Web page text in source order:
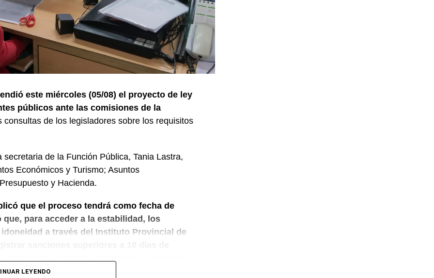
este miércoles (05/08) el proyecto de ley
públicos ante las comisiones de la
de los legisladores sobre los requisitos
de la Función Pública, Tania Lastra,
Económicos y Turismo; Asuntos
y Hacienda.
que el proceso tendrá como fecha de
para acceder a la estabilidad, los
a través del Instituto Provincial de
Provincial.
LEYENDO